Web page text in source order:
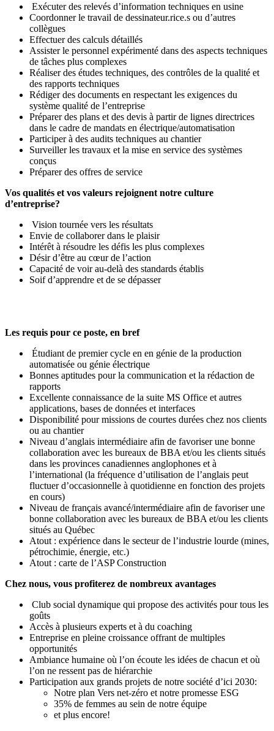
Exécuter des relevés d’information techniques en usine
Coordonner le travail de dessinateur.rice.s ou d’autres
collègues
Effectuer des calculs détaillés
Assister le personnel expérimenté dans des aspects techniques
de tâches plus complexes
Réaliser des études techniques, des contrôles de la qualité et
des rapports techniques
Rédiger des documents en respectant les exigences du
système qualité de l’entreprise
Préparer des plans et des devis à partir de lignes directrices
dans le cadre de mandats en électrique/automatisation
Participer à des audits techniques au chantier
Surveiller les travaux et la mise en service des systèmes
conçus
Préparer des offres de service
Vos qualités et vos valeurs rejoignent notre culture
d’entreprise?
Vision tournée vers les résultats
Envie de collaborer dans le plaisir
Intérêt à résoudre les défis les plus complexes
Désir d’être au cœur de l’action
Capacité de voir au-delà des standards établis
Soif d’apprendre et de se dépasser
Les requis pour ce poste, en bref
Étudiant de premier cycle en en génie de la production
automatisée ou génie électrique
Bonnes aptitudes pour la communication et la rédaction de
rapports
Excellente connaissance de la suite MS Office et autres
applications, bases de données et interfaces
Disponibilité pour missions de courtes durées chez nos clients
ou au chantier
Niveau d’anglais intermédiaire afin de favoriser une bonne
collaboration avec les bureaux de BBA et/ou les clients situés
dans les provinces canadiennes anglophones et à
l’international (la fréquence d’utilisation de l’anglais peut
fluctuer d’occasionnelle à quotidienne en fonction des projets
en cours)
Niveau de français avancé/intermédiaire afin de favoriser une
bonne collaboration avec les bureaux de BBA et/ou les clients
situés au Québec
Atout : expérience dans le secteur de l’industrie lourde (mines,
pétrochimie, énergie, etc.)
Atout : carte de l’ASP Construction
Chez nous, vous profiterez de nombreux avantages
Club social dynamique qui propose des activités pour tous les
goûts
Accès à plusieurs experts et à du coaching
Entreprise en pleine croissance offrant de multiples
opportunités
Ambiance humaine où l’on écoute les idées de chacun et où
l’on ne ressent pas de hiérarchie
Participation aux grands projets de notre société d’ici 2030:
Notre plan Vers net-zéro et notre promesse ESG
35% de femmes au sein de notre équipe
et plus encore!